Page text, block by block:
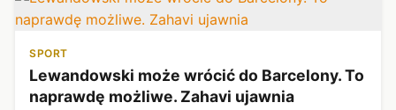
SPORT
Lewandowski może wrócić do Barcelony. To
naprawdę możliwe. Zahavi ujawnia